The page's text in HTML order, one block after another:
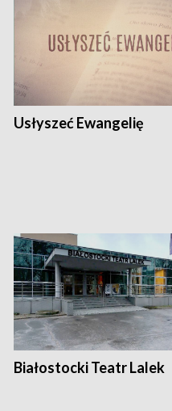
Usłyszeć Ewangelię
Białostocki Teatr Lalek